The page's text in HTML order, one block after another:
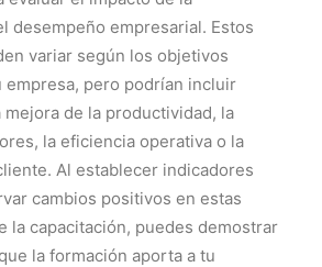
desempeño empresarial. Estos
variar según los objetivos
empresa, pero podrían incluir
mejora de la productividad, la
la eficiencia operativa o la
Al establecer indicadores
cambios positivos en estas
la capacitación, puedes demostrar
la formación aporta a tu